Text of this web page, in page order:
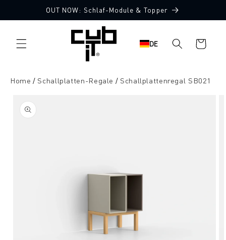
Inhalt
OUT NOW: Schlaf-Module & Topper
DE Warenkorb
Home Schallplatten-Regale Schallplattenregal SB021